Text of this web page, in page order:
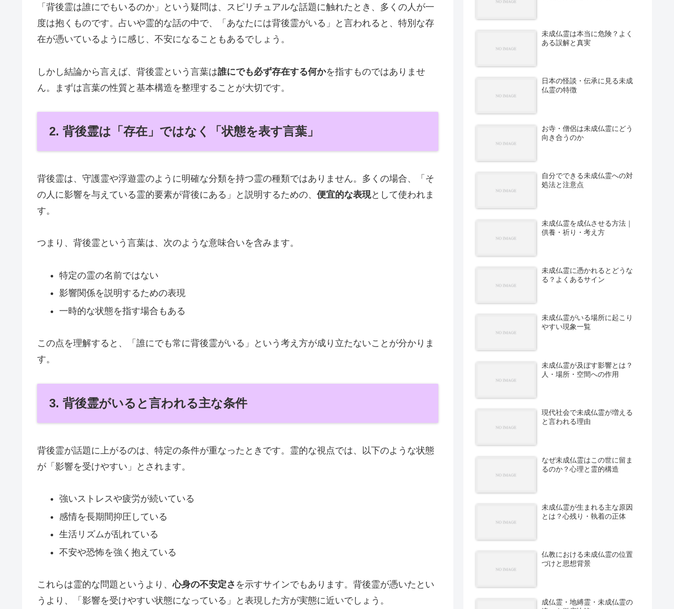
「背後霊は誰にでもいるのか」という疑問は、スピリチュアルな話題に触れたとき、多くの人が一
度は抱くものです。占いや霊的な話の中で、「あなたには背後霊がいる」と言われると、特別な存
在が憑いているように感じ、不安になることもあるでしょう。
しかし結論から言えば、背後霊という言葉は誰にでも必ず存在する何かを指すものではありませ
ん。まずは言葉の性質と基本構造を整理することが大切です。
2. 背後霊は「存在」ではなく「状態を表す言葉」
背後霊は、守護霊や浮遊霊のように明確な分類を持つ霊の種類ではありません。多くの場合、「そ
の人に影響を与えている霊的要素が背後にある」と説明するための、 便宜的な表現として使われま
す。
つまり、背後霊という言葉は、次のような意味合いを含みます。
特定の霊の名前ではない
影響関係を説明するための表現
一時的な状態を指す場合もある
この点を理解すると、「誰にでも常に背後霊がいる」という考え方が成り立たないことが分かりま
す。
3. 背後霊がいると言われる主な条件
背後霊が話題に上がるのは、特定の条件が重なったときです。霊的な視点では、以下のような状態
が「影響を受けやすい」とされます。
強いストレスや疲労が続いている
感情を長期間抑圧している
生活リズムが乱れている
不安や恐怖を強く抱えている
これらは霊的な問題というより、心身の不安定さ を示すサインでもあります。背後霊が憑いたとい
うより、「影響を受けやすい状態になっている」と表現した方が実態に近いでしょう。
未成仏霊は本当に危険？よく
ある誤解と真実
日本の怪談・伝承に見る未成
仏霊の特徴
お寺・僧侶は未成仏霊にどう
向き合うのか
自分でできる未成仏霊への対
処法と注意点
未成仏霊を成仏させる方法｜
供養・祈り・考え方
未成仏霊に憑かれるとどうな
る？よくあるサイン
未成仏霊がいる場所に起こり
やすい現象一覧
未成仏霊が及ぼす影響とは？
人・場所・空間への作用
現代社会で未成仏霊が増える
と言われる理由
なぜ未成仏霊はこの世に留ま
るのか？心理と霊的構造
未成仏霊が生まれる主な原因
とは？心残り・執着の正体
仏教における未成仏霊の位置
づけと思想背景
成仏霊・地縛霊・未成仏霊の